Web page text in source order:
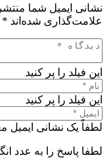
نشانی ایمیل شما
علامت‌گذاری شده‌اند *
این فیلد را پر کنید
این فیلد را پر کنید
لطفاً یک نشانی ایمیل
لطفا پاسخ را به عدد